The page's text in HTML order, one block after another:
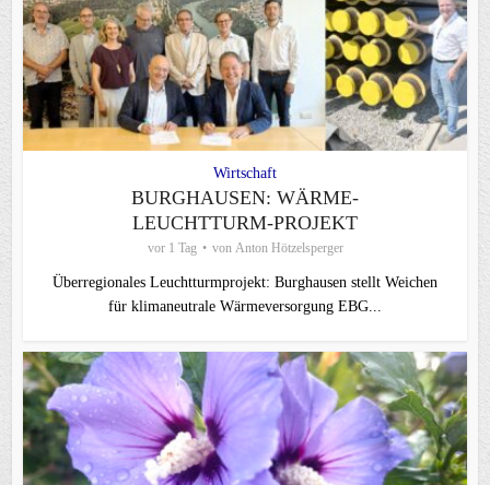
Wirtschaft
BURGHAUSEN: WÄRME-
LEUCHTTURM-PROJEKT
vor 1 Tag von Anton Hötzelsperger
Überregionales Leuchtturmprojekt: Burghausen stellt Weichen
für klimaneutrale Wärmeversorgung EBG...